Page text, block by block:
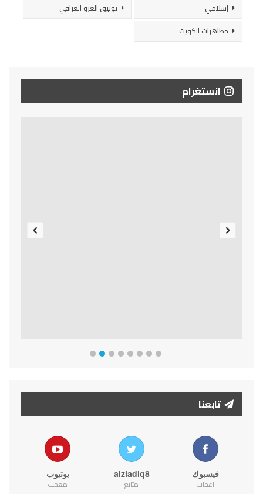
إسلامي
توثيق الغزو العراقي
مظاهرات الكويت
انستغرام
تابعنا
فيسبوك
اعجاب
alziadiq8
متابع
يوتيوب
معجب